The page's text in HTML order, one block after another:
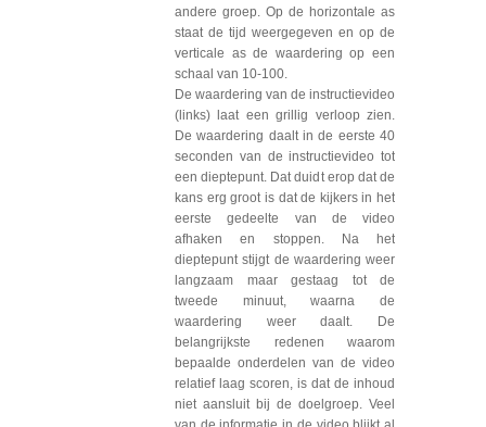
andere groep. Op de horizontale as
staat de tijd weergegeven en op de
verticale as de waardering op een
schaal van 10-100.
De waardering van de instructievideo
(links) laat een grillig verloop zien.
De waardering daalt in de eerste 40
seconden van de instructievideo tot
een dieptepunt. Dat duidt erop dat de
kans erg groot is dat de kijkers in het
eerste gedeelte van de video
afhaken en stoppen. Na het
dieptepunt stijgt de waardering weer
langzaam maar gestaag tot de
tweede minuut, waarna de
waardering weer daalt. De
belangrijkste redenen waarom
bepaalde onderdelen van de video
relatief laag scoren, is dat de inhoud
niet aansluit bij de doelgroep. Veel